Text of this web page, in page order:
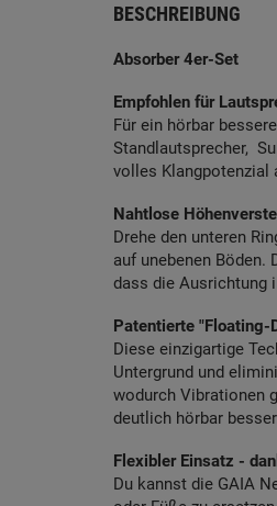
BESCHREIBUNG
Absorber 4er-Set
Empfohlen für
Für ein hörbar
Standlautsprecher,
volles Klangpotenzial
Nahtlose
Drehe den unteren
auf unebenen Böden.
dass die Ausrichtung
Patentierte "Floating-
Diese einzigartige
Untergrund und
wodurch Vibrationen
deutlich hörbar
Flexibler Einsatz -
Du kannst die GAIA